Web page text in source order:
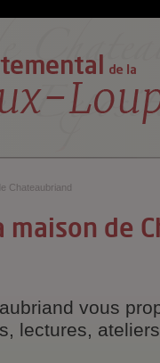
Chateaubriand
de
vous
lectures,